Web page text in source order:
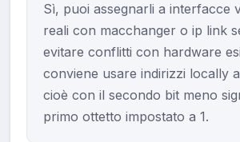
Sì, puoi assegnarli a interfacce
reali con macchanger o ip link
evitare conflitti con hardware
conviene usare indirizzi locally
cioè con il secondo bit meno
primo ottetto impostato a 1.